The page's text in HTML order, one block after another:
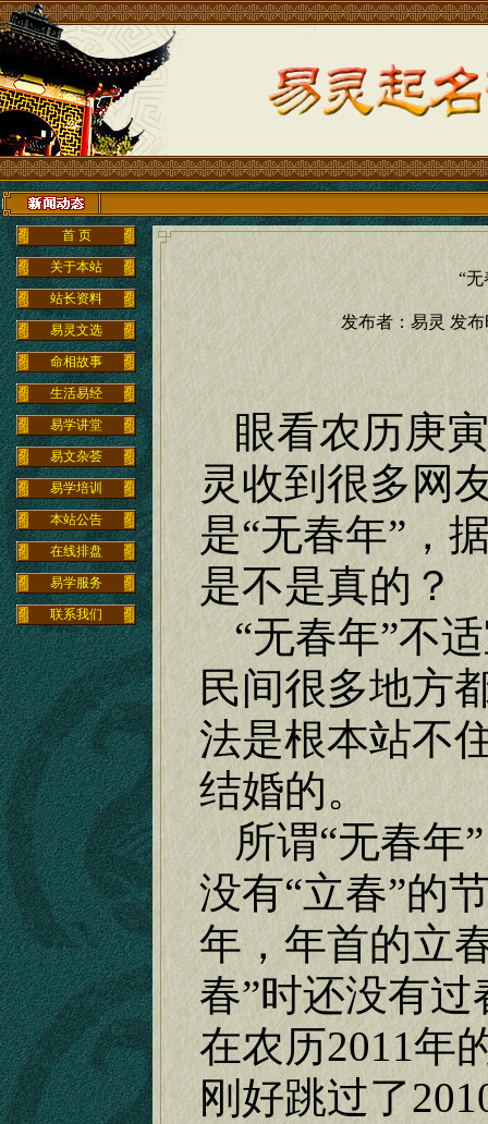
首 页
关于本站
站长资料
易灵文选
命相故事
生活易经
易学讲堂
易文杂荟
易学培训
本站公告
在线排盘
易学服务
联系我们
“无
发布者：易灵 发布
眼看农历庚
灵收到很多网
是“无春年”，
是不是真的？
“无春年”不
民间很多地方
法是根本站不
结婚的。
所谓“无春年
没有“立春”的
年，年首的立
春”时还没有
在农历2011年
刚好跳过了